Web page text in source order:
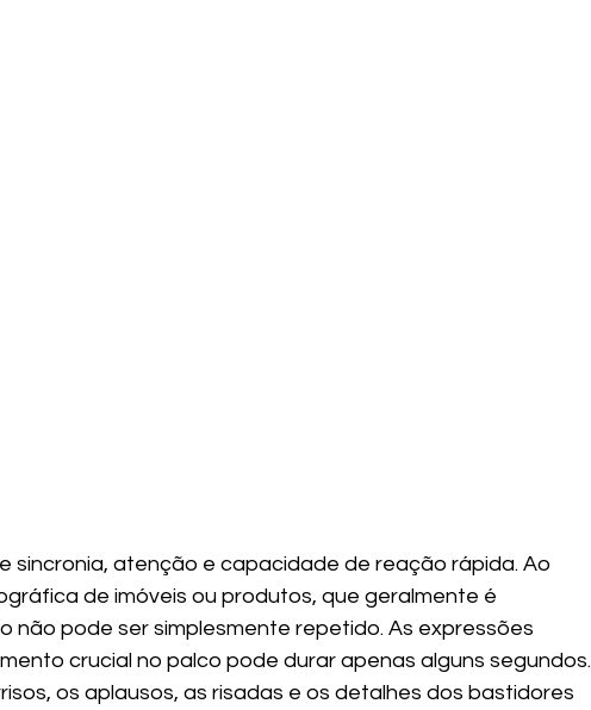
sincronia, atenção e capacidade de reação rápida. Ao
de imóveis ou produtos, que geralmente é
não pode ser simplesmente repetido. As expressões
crucial no palco pode durar apenas alguns segundos.
os aplausos, as risadas e os detalhes dos bastidores